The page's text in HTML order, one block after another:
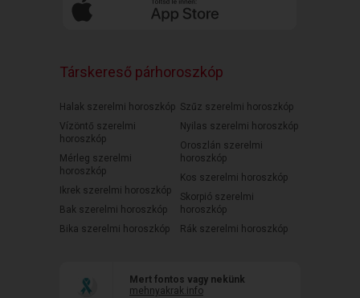
Társkereső párhoroszkóp
Halak szerelmi horoszkóp
Vízöntő szerelmi
horoszkóp
Mérleg szerelmi
horoszkóp
Ikrek szerelmi horoszkóp
Bak szerelmi horoszkóp
Bika szerelmi horoszkóp
Szűz szerelmi horoszkóp
Nyilas szerelmi horoszkóp
Oroszlán szerelmi
horoszkóp
Kos szerelmi horoszkóp
Skorpió szerelmi
horoszkóp
Rák szerelmi horoszkóp
Mert fontos vagy nekünk
mehnyakrak.info